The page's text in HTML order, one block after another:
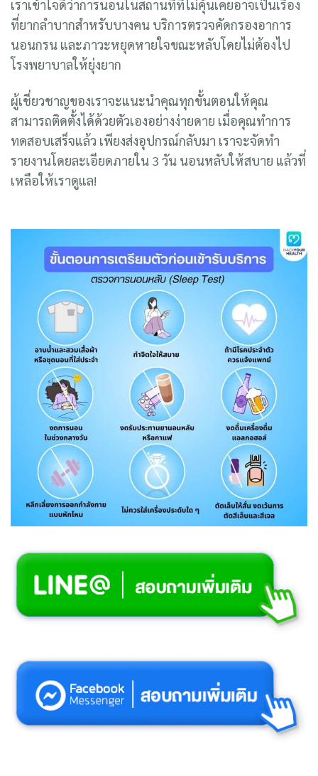
อย่างไร?
เราเข้าใจดีว่าการนอนในสถานที่ที่ไม่คุ้นเคยอาจเป็นเรื่อง
ที่ยากลำบากสำหรับบางคน บริการตรวจคัดกรองอาการ
นอนกรน และภาวะหยุดหายใจขณะหลับโดยไม่ต้องไป
โรงพยาบาลให้ยุ่งยาก
ผู้เชี่ยวชาญของเราจะแนะนำคุณทุกขั้นตอนให้คุณ
สามารถติดตั้งได้ด้วยตัวเองอย่างง่ายดาย เมื่อคุณทำการ
ทดสอบเสร็จแล้ว เพียงส่งอุปกรณ์กลับมา เราจะจัดทำ
รายงานโดยละเอียดภายใน 3 วัน นอนหลับให้สบาย แล้วที่